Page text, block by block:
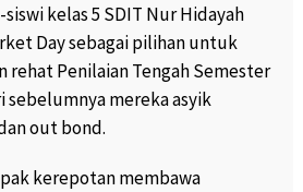
siswi kelas 5 SDIT Nur Hidayah
Day sebagai pilihan untuk
rehat Penilaian Tengah Semester
sebelumnya mereka asyik
out bond.
kerepotan membawa